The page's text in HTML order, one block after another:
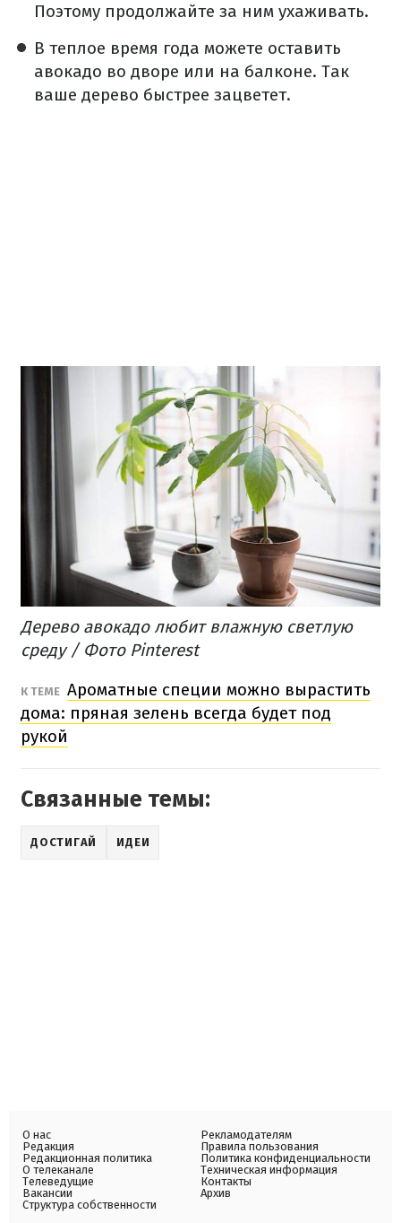
Поэтому продолжайте за ним ухаживать.
В теплое время года можете оставить
авокадо во дворе или на балконе. Так
ваше дерево быстрее зацветет.
Дерево авокадо любит влажную светлую
среду / Фото Pinterest
К ТЕМЕ Ароматные специи можно вырастить
дома: пряная зелень всегда будет под
рукой
Связанные темы:
ДОСТИГАЙ ИДЕИ
О нас
Редакция
Редакционная политика
О телеканале
Телеведущие
Вакансии
Структура собственности
Рекламодателям
Правила пользования
Политика конфиденциальности
Техническая информация
Контакты
Архив